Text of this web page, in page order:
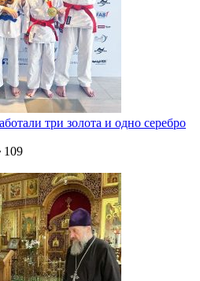
три золота и одно серебро
109